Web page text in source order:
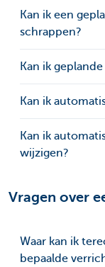
Kan ik een
schrappen?
Kan ik
Kan ik
Kan ik
wijzigen?
Vragen over
Waar kan ik
bepaalde